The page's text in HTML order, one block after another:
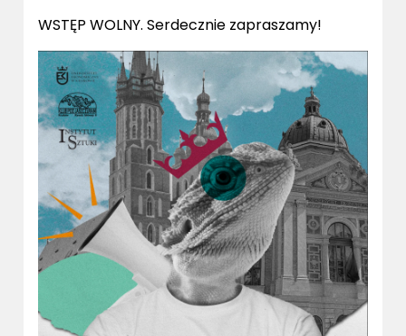
WSTĘP WOLNY. Serdecznie zapraszamy!